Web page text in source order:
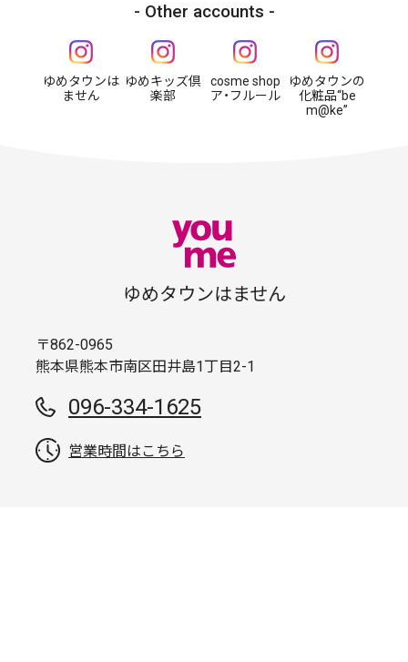
Other accounts
ゆめタウンは
ません
ゆめキッズ倶
楽部
cosme shop
ア・フルール
ゆめタウンの
化粧品“be
m@ke”
ゆめタウンはません
〒862-0965
熊本県熊本市南区田井島1丁目2-1
096-334-1625
営業時間はこちら